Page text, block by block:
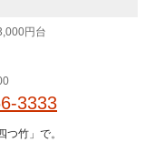
円台
3333
竹」で。